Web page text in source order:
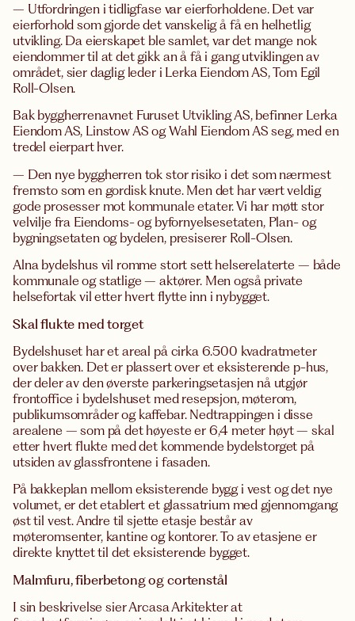
– Utfordringen i tidligfase var eierforholdene. Det var
eierforhold som gjorde det vanskelig å få en helhetlig
utvikling. Da eierskapet ble samlet, var det mange nok
eiendommer til at det gikk an å få i gang utviklingen av
området, sier daglig leder i Lerka Eiendom AS, Tom Egil
Roll-Olsen.
Bak byggherrenavnet Furuset Utvikling AS, befinner Lerka
Eiendom AS, Linstow AS og Wahl Eiendom AS seg, med en
tredel eierpart hver.
– Den nye byggherren tok stor risiko i det som nærmest
fremsto som en gordisk knute. Men det har vært veldig
gode prosesser mot kommunale etater. Vi har møtt stor
velvilje fra Eiendoms- og byfornyelsesetaten, Plan- og
bygningsetaten og bydelen, presiserer Roll-Olsen.
Alna bydelshus vil romme stort sett helserelaterte – både
kommunale og statlige – aktører. Men også private
helsefortak vil etter hvert flytte inn i nybygget.
Skal flukte med torget
Bydelshuset har et areal på cirka 6.500 kvadratmeter
over bakken. Det er plassert over et eksisterende p-hus,
der deler av den øverste parkeringsetasjen nå utgjør
frontoffice i bydelshuset med resepsjon, møterom,
publikumsområder og kaffebar. Nedtrappingen i disse
arealene – som på det høyeste er 6,4 meter høyt – skal
etter hvert flukte med det kommende bydelstorget på
utsiden av glassfrontene i fasaden.
På bakkeplan mellom eksisterende bygg i vest og det nye
volumet, er det etablert et glassatrium med gjennomgang
øst til vest. Andre til sjette etasje består av
møteromsenter, kantine og kontorer. To av etasjene er
direkte knyttet til det eksisterende bygget.
Malmfuru, fiberbetong og cortenstål
I sin beskrivelse sier Arcasa Arkitekter at